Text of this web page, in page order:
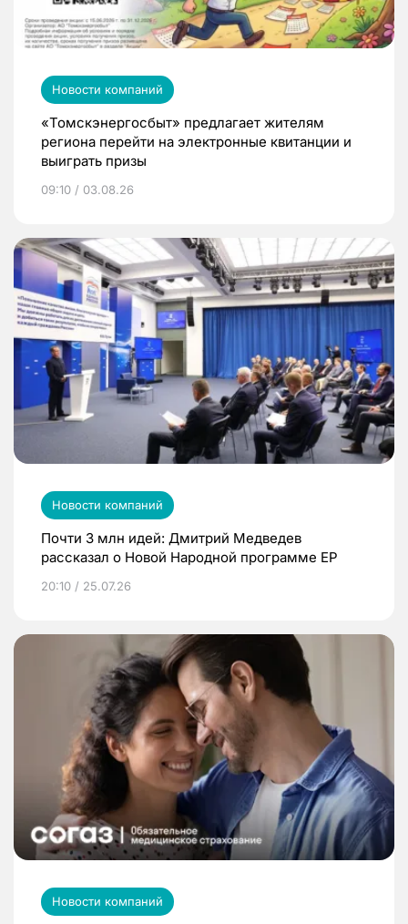
Новости компаний
«Томскэнергосбыт» предлагает жителям
региона перейти на электронные квитанции и
выиграть призы
09:10 / 03.08.26
Новости компаний
Почти 3 млн идей: Дмитрий Медведев
рассказал о Новой Народной программе ЕР
20:10 / 25.07.26
Новости компаний